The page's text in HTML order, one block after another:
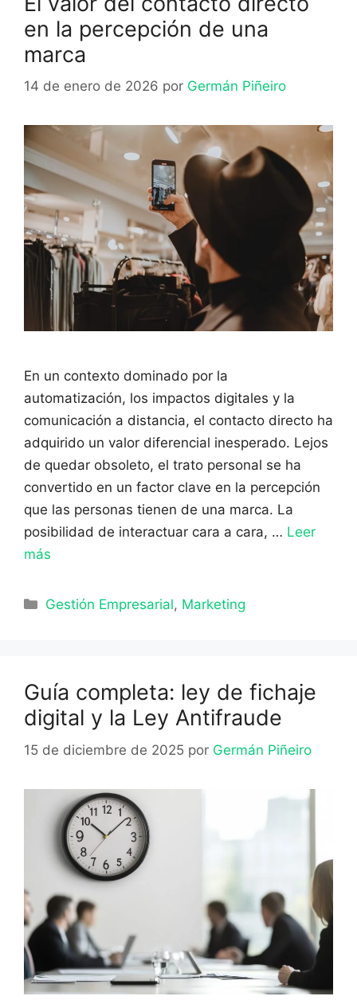
en la percepción de una
marca
14 de enero de 2026 por Germán Piñeiro
En un contexto dominado por la
automatización, los impactos digitales y la
comunicación a distancia, el contacto directo ha
adquirido un valor diferencial inesperado. Lejos
de quedar obsoleto, el trato personal se ha
convertido en un factor clave en la percepción
que las personas tienen de una marca. La
posibilidad de interactuar cara a cara, … Leer
más
Categorías
Gestión Empresarial, Marketing
Guía completa: ley de fichaje
digital y la Ley Antifraude
15 de diciembre de 2025 por Germán Piñeiro